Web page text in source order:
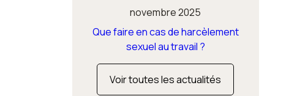
novembre 2025
Que faire en cas de harcèlement
sexuel au travail ?
Voir toutes les actualités